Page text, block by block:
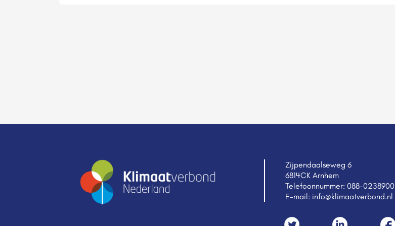
Zijpendaalseweg 6
6814CK Arnhem
Telefoonnummer: 088-0238900
E-mail: info@klimaatverbond.nl